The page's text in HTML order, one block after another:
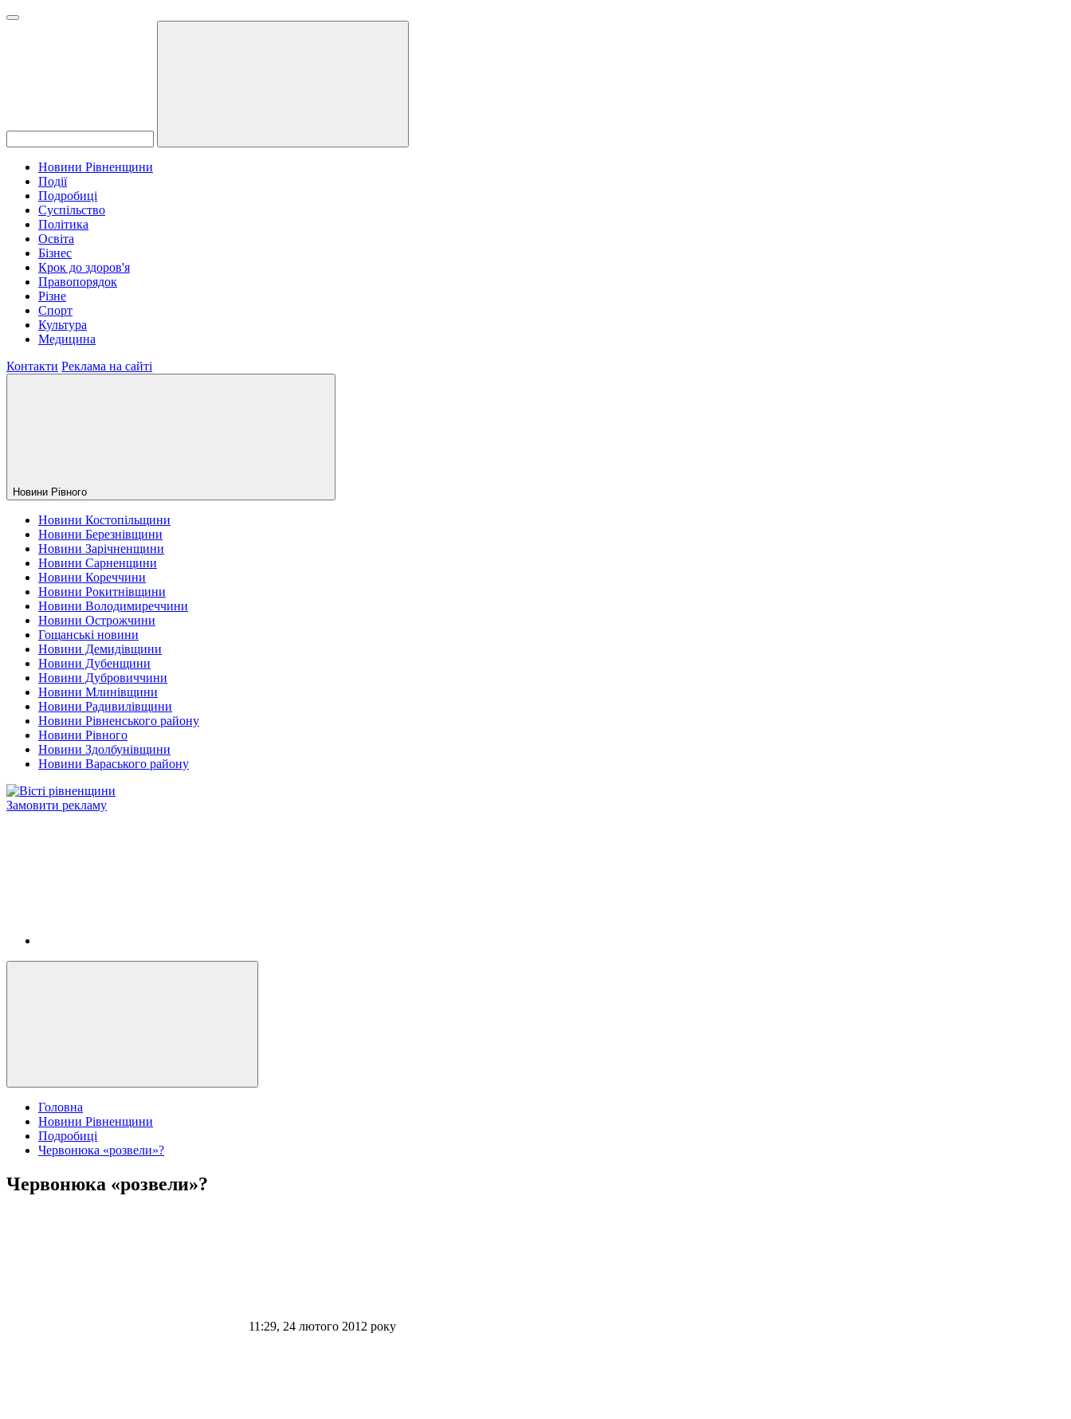
Новини Рівненщини
Події
Подробиці
Суспільство
Політика
Освіта
Бізнес
Крок до здоров'я
Правопорядок
Різне
Спорт
Культура
Медицина
Контакти Реклама на сайті
Новини Рiвного
Новини Костопільщини
Новини Березнівщини
Новини Зарічненщини
Новини Сарненщини
Новини Кореччини
Новини Рокитнівщини
Новини Володимиреччини
Новини Острожчини
Гощанські новини
Новини Демидівщини
Новини Дубенщини
Новини Дубровиччини
Новини Млинівщини
Новини Радивилівщини
Новини Рівненського району
Новини Рівного
Новини Здолбунівщини
Новини Вараського району
Замовити рекламу
Головна
Новини Рівненщини
Подробиці
Червонюка «розвели»?
Червонюка «розвели»?
11:29, 24 лютого 2012 року